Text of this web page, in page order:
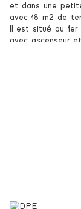
et dans une
avec 18 m2 de
Il est situé au
avec ascenseur
climatisation,
Ce bien est à
Si vous